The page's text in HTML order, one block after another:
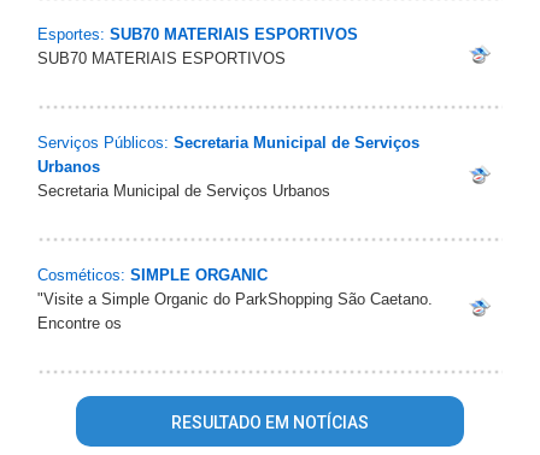
Esportes: SUB70 MATERIAIS ESPORTIVOS
SUB70 MATERIAIS ESPORTIVOS
Serviços Públicos: Secretaria Municipal de Serviços
Urbanos
Secretaria Municipal de Serviços Urbanos
Cosméticos: SIMPLE ORGANIC
"Visite a Simple Organic do ParkShopping São Caetano.
Encontre os
RESULTADO EM NOTÍCIAS